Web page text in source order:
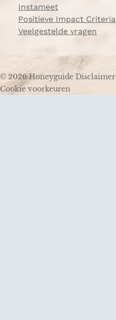
Instameet
Positieve Impact Criteria
Veelgestelde vragen
© 2026 Honeyguide Disclaimer
Cookie voorkeuren